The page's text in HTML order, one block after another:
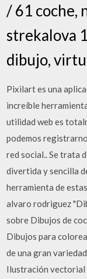
/ 61 coche,
strekalova
dibujo,
Pixilart es una
increíble
utilidad web es
podemos
red social.. Se trata
divertida y sencilla
herramienta de
alvaro rodriguez
sobre Dibujos de
Dibujos para
de una gran
Ilustración vectorial